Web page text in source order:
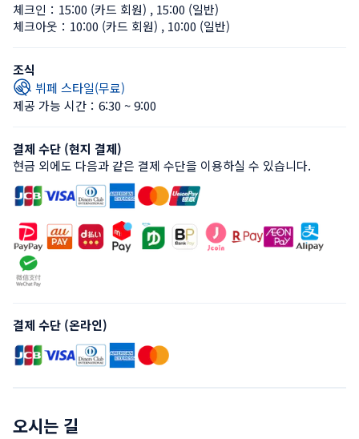
체크인： 15:00 (카드 회원) , 15:00 (일반)
체크아웃： 10:00 (카드 회원) , 10:00 (일반)
조식
뷔페 스타일(무료)
제공 가능 시간：6:30 ~ 9:00
결제 수단 (현지 결제)
현금 외에도 다음과 같은 결제 수단을 이용하실 수 있습니다.
결제 수단 (온라인)
오시는 길